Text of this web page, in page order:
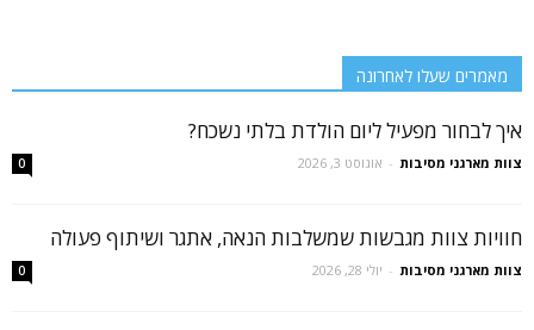
מאמרים שעלו לאחרונה
איך לבחור מפעיל ליום הולדת בלתי נשכח?
צוות מארגני מסיבות - אוגוסט 3, 2026 0
חוויות צוות מגבשות שמשלבות הנאה, אתגר ושיתוף פעולה
צוות מארגני מסיבות - יולי 28, 2026 0